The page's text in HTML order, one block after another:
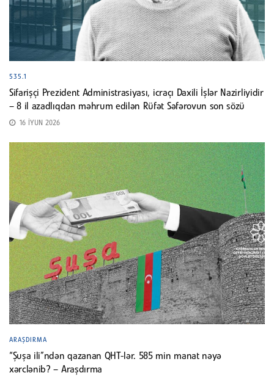
535.1
Sifarişçi Prezident Administrasiyası, icraçı Daxili İşlər Nazirliyidir
– 8 il azadlıqdan məhrum edilən Rüfət Səfərovun son sözü
16 İYUN 2026
ARAŞDIRMA
“Şuşa ili”ndən qazanan QHT-lər. 585 min manat nəyə
xərclənib? – Araşdırma